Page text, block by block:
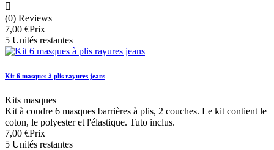

(0) Reviews
7,00 €Prix
5 Unités restantes
Kit 6 masques à plis rayures jeans
Kits masques
Kit à coudre 6 masques barrières à plis, 2 couches. Le kit contient le
coton, le polyester et l'élastique. Tuto inclus.
7,00 €Prix
5 Unités restantes